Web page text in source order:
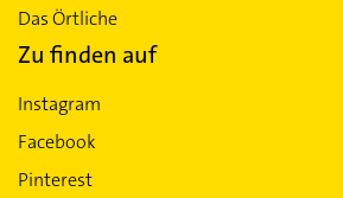
Das Örtliche
Zu finden auf
Instagram
Facebook
Pinterest